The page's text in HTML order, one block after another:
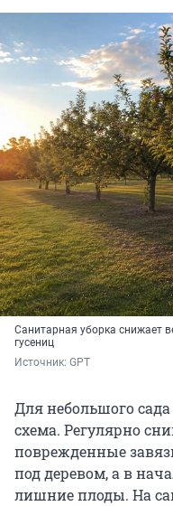
Санитарная уборка снижает
гусениц
Источник: GPT
Для небольшого
схема. Регулярно
поврежденные
под деревом, а в
лишние плоды. На